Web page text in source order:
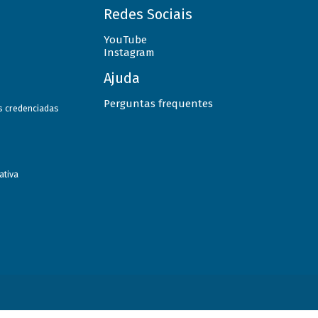
credenciadas
Redes Sociais
YouTube
Instagram
Ajuda
Perguntas frequentes